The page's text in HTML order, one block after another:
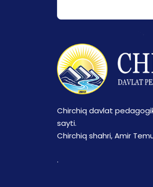
Chirchiq davlat
sayti.
Chirchiq shahri, Amir
.